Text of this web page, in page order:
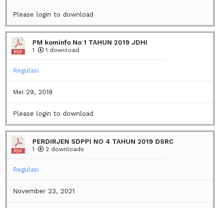
Please login to download
PM kominfo No 1 TAHUN 2019 JDHI
1 1 download
Regulasi
Mei 29, 2019
Please login to download
PERDIRJEN SDPPI NO 4 TAHUN 2019 DSRC
1 2 downloads
Regulasi
November 23, 2021